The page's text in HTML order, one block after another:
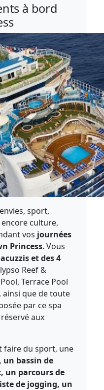
à bord
sport,
culture,
vos journées
Princess. Vous
et des 4
Reef &
Terrace Pool
ainsi que de toute
par ce spa
aux
faire du sport, une
un bassin de
un parcours de
de jogging, un